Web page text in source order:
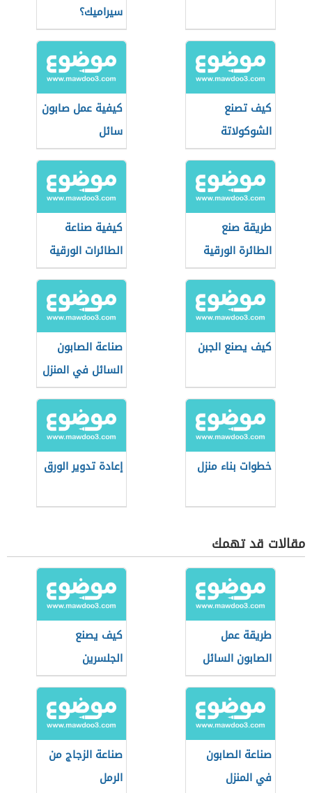
سيراميك؟
كيف تصنع
الشوكولاتة
كيفية عمل صابون
سائل
طريقة صنع
الطائرة الورقية
كيفية صناعة
الطائرات الورقية
كيف يصنع الجبن
صناعة الصابون
السائل في المنزل
خطوات بناء منزل إعادة تدوير الورق
مقالات قد تهمك
طريقة عمل
الصابون السائل
كيف يصنع
الجلسرين
صناعة الصابون
في المنزل
صناعة الزجاج من
الرمل